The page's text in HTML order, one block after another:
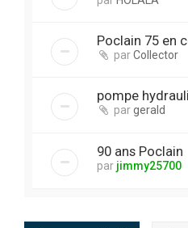
Poclain 75 en
parCollector
pompe
pargerald
90 ans Poclain
par jimmy25700